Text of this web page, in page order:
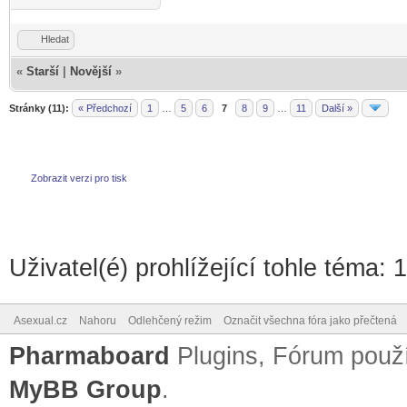
Hledat
« Starší Novější »
Stránky (11): « Předchozí 1 5 6 7 8 9 11 Další »
Zobrazit verzi pro tisk
Uživatel(é) prohlížející tohle téma:
Asexual.cz Nahoru Odlehčený režim Označit všechna fóra jako přečtená
Pharmaboard Plugins, Fórum
MyBB Group.